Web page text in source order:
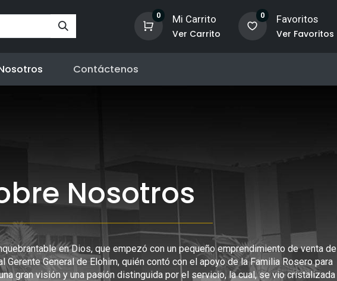
0 Mi Carrito
Ver Carrito
0 Favoritos
Ver Favoritos
Contáctenos
Nosotros
en Dios, que empezó con un pequeño emprendimiento de venta de
Gerente General de Elohim, quién contó con el apoyo de la Familia Rosero para
gran visión y una pasión distinguida por el servicio, la cual, se vio cristalizada